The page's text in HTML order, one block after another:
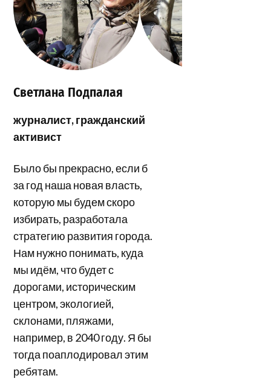
Светлана Подпалая
журналист, гражданский
активист
Было бы прекрасно, если б
за год наша новая власть,
которую мы будем скоро
избирать, разработала
стратегию развития города.
Нам нужно понимать, куда
мы идём, что будет с
дорогами, историческим
центром, экологией,
склонами, пляжами,
например, в 2040 году. Я бы
тогда поаплодировал этим
ребятам.